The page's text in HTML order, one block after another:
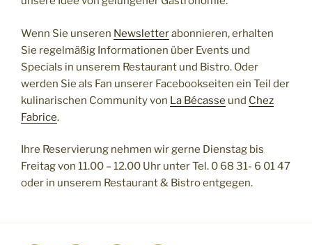
Wenn Sie unseren Newsletterabonnieren, erhalten
Sie regelmäßig Informationen über Events und
Specials in unserem Restaurant und Bistro. Oder
werden Sie als Fan unserer Facebookseiten ein Teil der
kulinarischen Community von La Bécasse und Chez
Fabrice.
Ihre Reservierung nehmen wir gerne Dienstag bis
Freitag von 11.00 – 12.00 Uhr unter Tel. 0 68 31- 6 01 47
oder in unserem Restaurant & Bistro entgegen.